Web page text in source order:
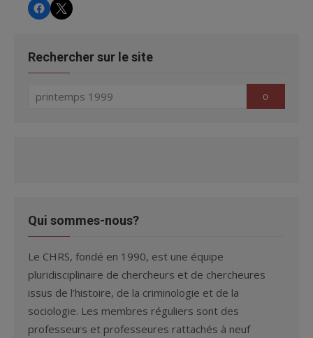
Rechercher sur le site
Search
Search
Qui sommes-nous?
Le CHRS, fondé en 1990, est une équipe
pluridisciplinaire de chercheurs et de chercheures
issus de l’histoire, de la criminologie et de la
sociologie. Les membres réguliers sont des
professeurs et professeures rattachés à neuf